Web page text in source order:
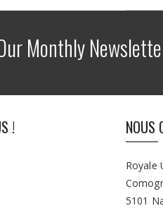
Monthly
! NOUS
Royale
5101